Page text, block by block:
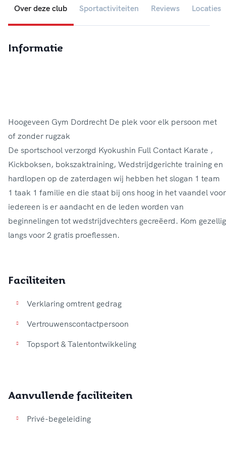
Over deze club Sportactiviteiten Reviews Locaties
Informatie
Hoogeveen Gym Dordrecht De plek voor elk persoon met
of zonder rugzak
De sportschool verzorgd Kyokushin Full Contact Karate ,
Kickboksen, bokszaktraining, Wedstrijdgerichte training en
hardlopen op de zaterdagen wij hebben het slogan 1 team
1 taak 1 familie en die staat bij ons hoog in het vaandel voor
iedereen is er aandacht en de leden worden van
beginnelingen tot wedstrijdvechters gecreëerd. Kom gezellig
Faciliteiten
Verklaring omtrent gedrag
Vertrouwenscontactpersoon
Topsport & Talentontwikkeling
Aanvullende faciliteiten
Privé-begeleiding